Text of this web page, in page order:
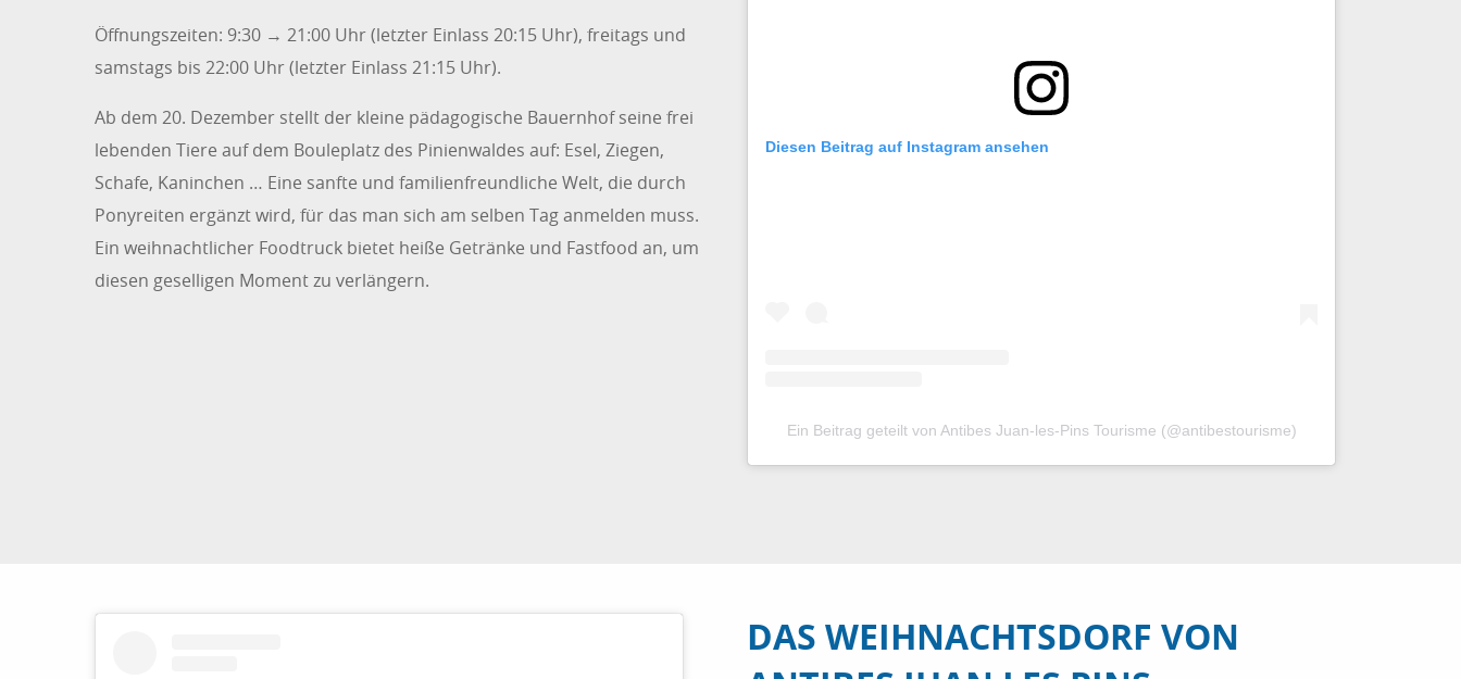
Öffnungszeiten: 9:30 → 21:00 Uhr (letzter Einlass 20:15 Uhr), freitags und
samstags bis 22:00 Uhr (letzter Einlass 21:15 Uhr).
Ab dem 20. Dezember stellt der kleine pädagogische Bauernhof seine frei
lebenden Tiere auf dem Bouleplatz des Pinienwaldes auf: Esel, Ziegen,
Schafe, Kaninchen … Eine sanfte und familienfreundliche Welt, die durch
Ponyreiten ergänzt wird, für das man sich am selben Tag anmelden muss.
Ein weihnachtlicher Foodtruck bietet heiße Getränke und Fastfood an, um
diesen geselligen Moment zu verlängern.
Diesen Beitrag auf Instagram ansehen
Ein Beitrag geteilt von Antibes Juan-les-Pins Tourisme (@antibestourisme)
DAS WEIHNACHTSDORF VON